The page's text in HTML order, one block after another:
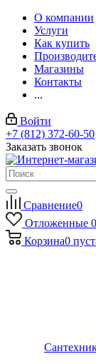
О компании
Услуги
Как купить
Магазины
Контакты
...
Войти
+7 (812) 372-60-50
Заказать звонок
Сравнение0
Отложенные 0
Корзина0